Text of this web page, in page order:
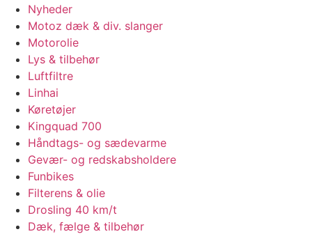
Nyheder
Motoz dæk & div. slanger
Motorolie
Lys & tilbehør
Luftfiltre
Linhai
Køretøjer
Kingquad 700
Håndtags- og sædevarme
Gevær- og redskabsholdere
Funbikes
Filterens & olie
Drosling 40 km/t
Dæk, fælge & tilbehør